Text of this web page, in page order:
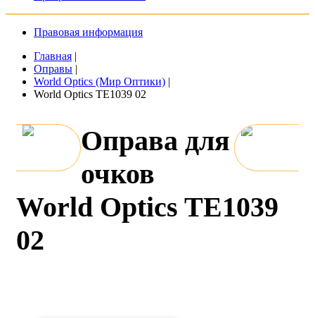
Правовая информация
Главная |
Оправы |
World Optics (Мир Оптики) |
World Optics TE1039 02
Оправа для
очков
World Optics TE1039
02